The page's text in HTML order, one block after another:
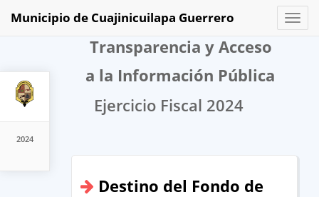
2024
Toggle
Municipio de Cuajinicuilapa Guerrero
Transparencia y Acceso
a la Información Pública
Ejercicio Fiscal 2024
Destino del Fondo de